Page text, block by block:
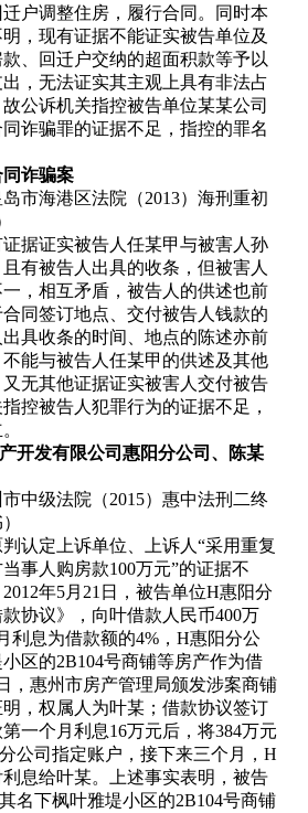
户调整住房，履行合同。同时本
，现有证据不能证实被告单位及
、回迁户交纳的超面积款等予以
，无法证实其主观上具有非法占
公诉机关指控被告单位某某公司
诈骗罪的证据不足，指控的罪名
诈骗案
岛市海港区法院（2013）海刑重初
据证实被告人任某甲与被害人孙
有被告人出具的收条，但被害人
，相互矛盾，被告人的供述也前
同签订地点、交付被告人钱款的
具收条的时间、地点的陈述亦前
能与被告人任某甲的供述及其他
无其他证据证实被害人交付被告
控被告人犯罪行为的证据不足，
开发有限公司惠阳分公司、陈某
市中级法院（2015）惠中法刑二终
认定上诉单位、上诉人“采用重复
事人购房款100万元”的证据不
年5月21日，被告单位H惠阳分
协议》，向叶借款人民币400万
利息为借款额的4%，H惠阳分公
区的2B104号商铺等房产作为借
，惠州市房产管理局颁发涉案商铺
，权属人为叶某；借款协议签订
一个月利息16万元后，将384万元
公司指定账户，接下来三个月，H
息给叶某。上述事实表明，被告
名下枫叶雅堤小区的2B104号商铺